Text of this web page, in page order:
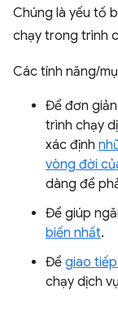
Chúng là yếu tố
chạy trong trình
Các tính năng/
Để đơn
trình chạy
xác định
vòng đời
dàng để
Để giúp
biến nhất.
Để giao
chạy dịch